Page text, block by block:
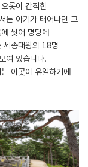
롯이 간직한
는 아기가 태어나면 그
씻어 명당에
세종대왕의 18명
여 있습니다.
이곳이 유일하기에